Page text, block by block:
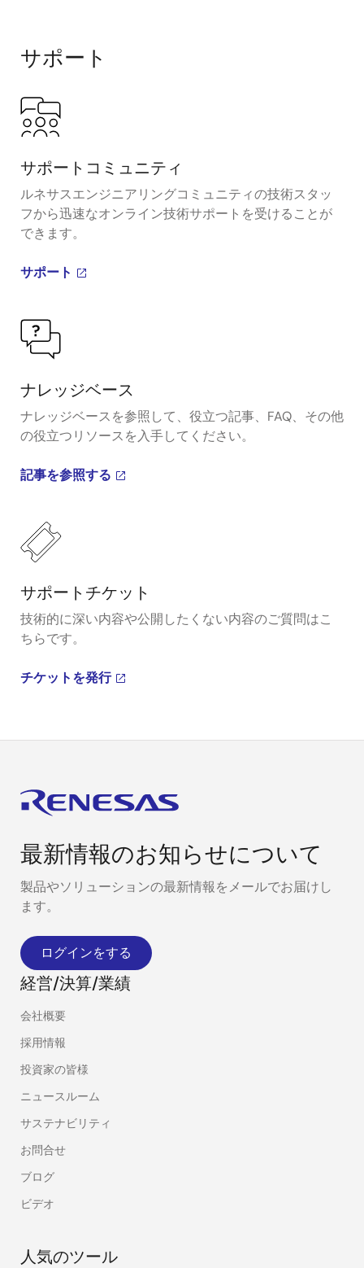
サポート
サポートコミュニティ
ルネサスエンジニアリングコミュニティの技術スタッ
フから迅速なオンライン技術サポートを受けることが
できます。
サポート
ナレッジベース
ナレッジベースを参照して、役立つ記事、FAQ、その他
の役立つリソースを入手してください。
記事を参照する
サポートチケット
技術的に深い内容や公開したくない内容のご質問はこ
ちらです。
チケットを発行
最新情報のお知らせについて
製品やソリューションの最新情報をメールでお届けし
ます。
ログインをする
経営/決算/業績
会社概要
採用情報
投資家の皆様
ニュースルーム
サステナビリティ
お問合せ
ブログ
ビデオ
人気のツール